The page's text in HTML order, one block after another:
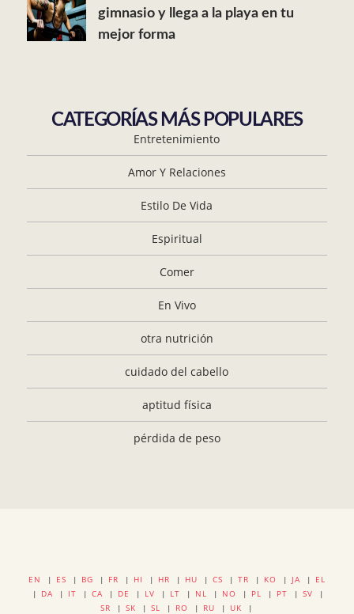
gimnasio y llega a la playa en tu
mejor forma
CATEGORÍAS MÁS POPULARES
Entretenimiento
Amor Y Relaciones
Estilo De Vida
Espiritual
Comer
En Vivo
otra nutrición
cuidado del cabello
aptitud física
pérdida de peso
EN | ES | BG | FR | HI | HR | HU | CS | TR | KO | JA | EL
| DA | IT | CA | DE | LV | LT | NL | NO | PL | PT | SV |
SR | SK | SL | RO | RU | UK |